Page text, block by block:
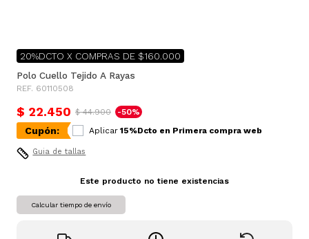
20%DCTO X COMPRAS DE $160.000
Polo Cuello Tejido A Rayas
REF. 60110508
$ 22.450 $ 44.900 -50%
Cupón: Aplicar 15%Dcto en Primera compra web
Guia de tallas
Este producto no tiene existencias
Calcular tiempo de envío